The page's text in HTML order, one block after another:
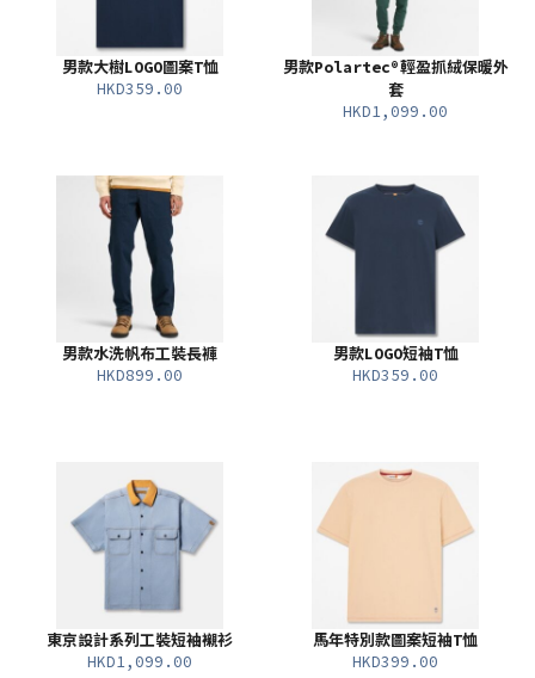
男款大樹LOGO圖案T恤
HKD359.00
男款Polartec®輕盈抓絨保暖外
套
HKD1,099.00
男款水洗帆布工裝長褲
HKD899.00
男款LOGO短袖T恤
HKD359.00
東京設計系列工裝短袖襯衫
HKD1,099.00
馬年特別款圖案短袖T恤
HKD399.00